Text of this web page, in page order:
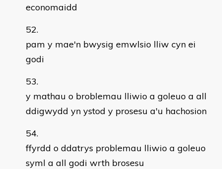
economaidd
pam y mae'n bwysig emwlsio lliw cyn ei
godi
y mathau o broblemau lliwio a goleuo a all
ddigwydd yn ystod y prosesu a'u hachosion
ffyrdd o ddatrys problemau lliwio a goleuo
syml a all godi wrth brosesu